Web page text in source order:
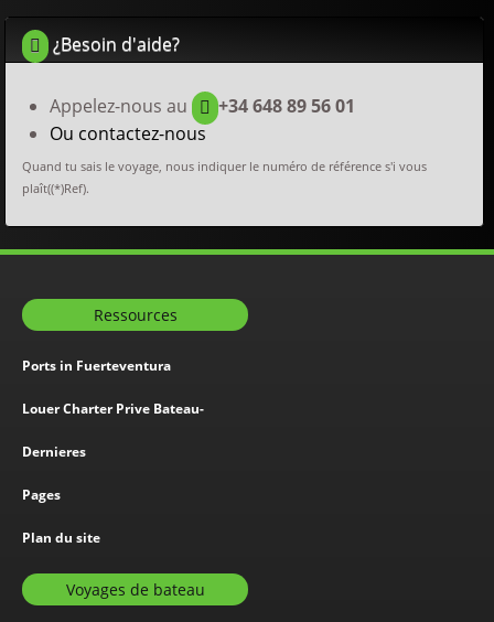
¿Besoin d'aide?
Appelez-nous au
+34 648 89 56 01
Ou contactez-nous
Quand tu sais le voyage, nous indiquer le numéro de référence s'i vous
plaît((*)Ref).
Ressources
Ports in Fuerteventura
Louer Charter Prive Bateau-
Dernieres
Pages
Plan du site
Voyages de bateau